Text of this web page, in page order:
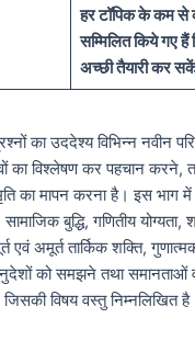
हर टॉपिक के कम
सम्मिलित किये गए
अच्छी तैयारी कर
का उददेश्य विभिन्न नवीन
का विश्लेषण कर पहचान करने,
का मापन करना है। इस भाग
बुद्धि, गणितीय योग्यता,
एवं अमूर्त तार्किक शक्ति,
को समझने तथा
विषय वस्तु निम्नलिखित